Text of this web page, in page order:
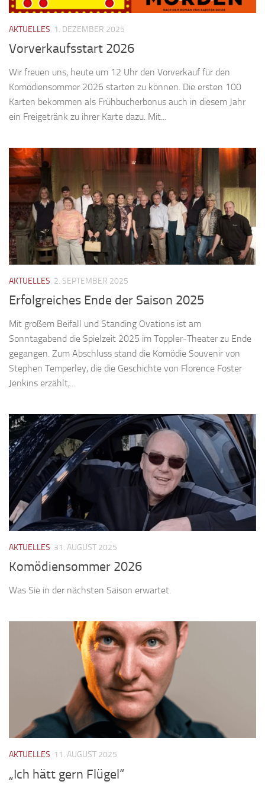
AKTUELLES 1. DEZEMBER 2025
Vorverkaufsstart 2026
Wir freuen uns, heute um 12 Uhr den Vorverkauf für den
Komödiensommer 2026 starten zu können. Die ersten 100
Karten bekommen als Frühbucherbonus auch in diesem Jahr
ein Freigetränk zu ihrer Karte dazu. Mit...
AKTUELLES 2. SEPTEMBER 2025
Erfolgreiches Ende der Saison 2025
Mit großem Beifall und Standing Ovations ist am
Sonntagabend die Spielzeit 2025 im Toppler-Theater zu Ende
gegangen. Zum Abschluss stand die Komödie Souvenir von
Stephen Temperley, die die Geschichte von Florence Foster
Jenkins erzählt,...
AKTUELLES 31. AUGUST 2025
Komödiensommer 2026
Was Sie in der nächsten Saison erwartet.
AKTUELLES 11. AUGUST 2025
„Ich hätt gern Flügel“